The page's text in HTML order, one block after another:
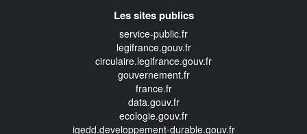
Les sites publics
service-public.fr
legifrance.gouv.fr
circulaire.legifrance.gouv.fr
gouvernement.fr
france.fr
data.gouv.fr
ecologie.gouv.fr
igedd.developpement-durable.gouv.fr